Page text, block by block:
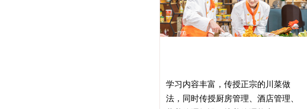
学习内容丰富，传授正宗的川菜做
法，同时传授厨房管理、酒店管理、